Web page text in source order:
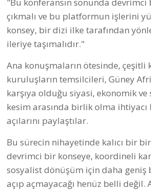
çıkmalı ve bu platformun işlerini
konsey, bir dizi ilke tarafından
ileriye taşımalıdır."
Ana konuşmaların ötesinde, çeşitli
kuruluşların temsilcileri, Güney
karşıya olduğu siyasi, ekonomik ve
kesim arasında birlik olma ihtiyacı
açılarını paylaştılar.
Bu sürecin nihayetinde kalıcı bir
devrimci bir konseye, koordineli
sosyalist dönüşüm için daha geniş
açıp açmayacağı henüz belli değil.